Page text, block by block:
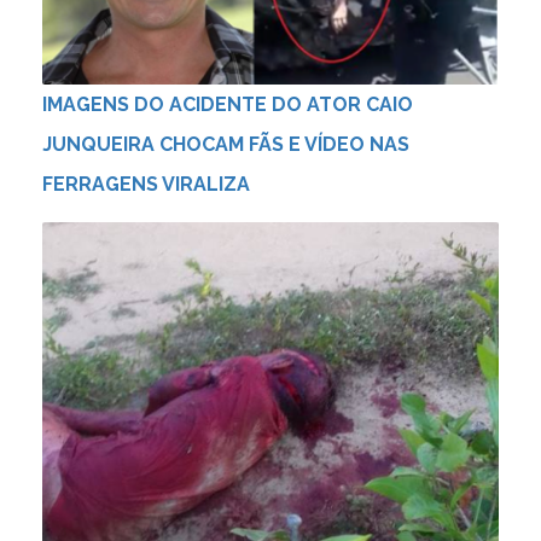
IMAGENS DO ACIDENTE DO ATOR CAIO
JUNQUEIRA CHOCAM FÃS E VÍDEO NAS
FERRAGENS VIRALIZA